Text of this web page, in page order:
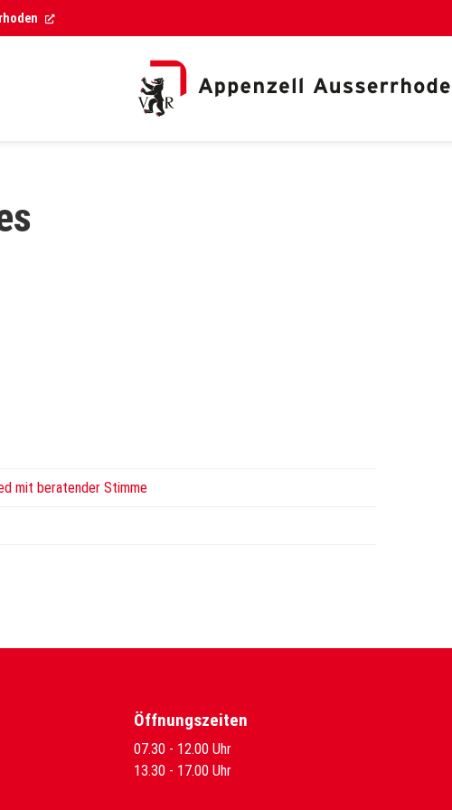
(External Link)
mit beratender Stimme
Öffnungszeiten
07.30 - 12.00 Uhr
13.30 - 17.00 Uhr